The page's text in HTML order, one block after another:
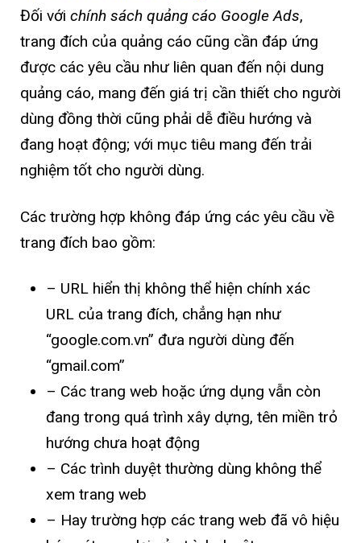
Đối với chính sách quảng cáo Google Ads,
trang đích của quảng cáo cũng cần đáp ứng
được các yêu cầu như liên quan đến nội dung
quảng cáo, mang đến giá trị cần thiết cho người
dùng đồng thời cũng phải dễ điều hướng và
đang hoạt động; với mục tiêu mang đến trải
nghiệm tốt cho người dùng.
Các trường hợp không đáp ứng các yêu cầu về
trang đích bao gồm:
– URL hiển thị không thể hiện chính xác
URL của trang đích, chẳng hạn như
“google.com.vn” đưa người dùng đến
“gmail.com”
– Các trang web hoặc ứng dụng vẫn còn
đang trong quá trình xây dựng, tên miền trỏ
hướng chưa hoạt động
– Các trình duyệt thường dùng không thể
xem trang web
– Hay trường hợp các trang web đã vô hiệu